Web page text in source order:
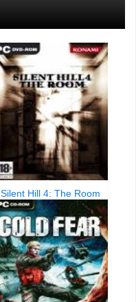
Silent Hill 4: The Room